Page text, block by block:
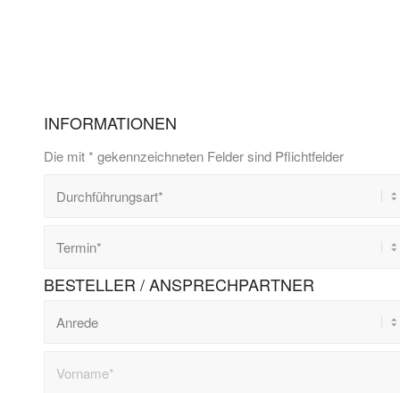
INFORMATIONEN
Die mit * gekennzeichneten Felder sind Pflichtfelder
BESTELLER / ANSPRECHPARTNER